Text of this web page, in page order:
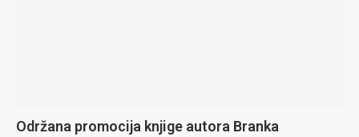
Održana promocija knjige autora Branka